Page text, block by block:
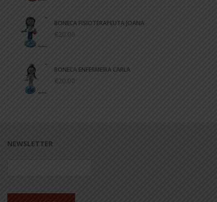
BONECA FISIOTERAPEUTA JOANA
€20.00
BONECA ENFERMEIRA CARLA
€20.00
NEWSLETTER